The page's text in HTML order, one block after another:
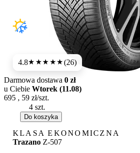
4.8★★★★★(26)
Dostępność:
Darmowa dostawa 0 zł
u Ciebie Wtorek (11.08)
695 , 59 zł/szt.
Do koszyka
KLASA EKONOMICZNA
Trazano Z-507